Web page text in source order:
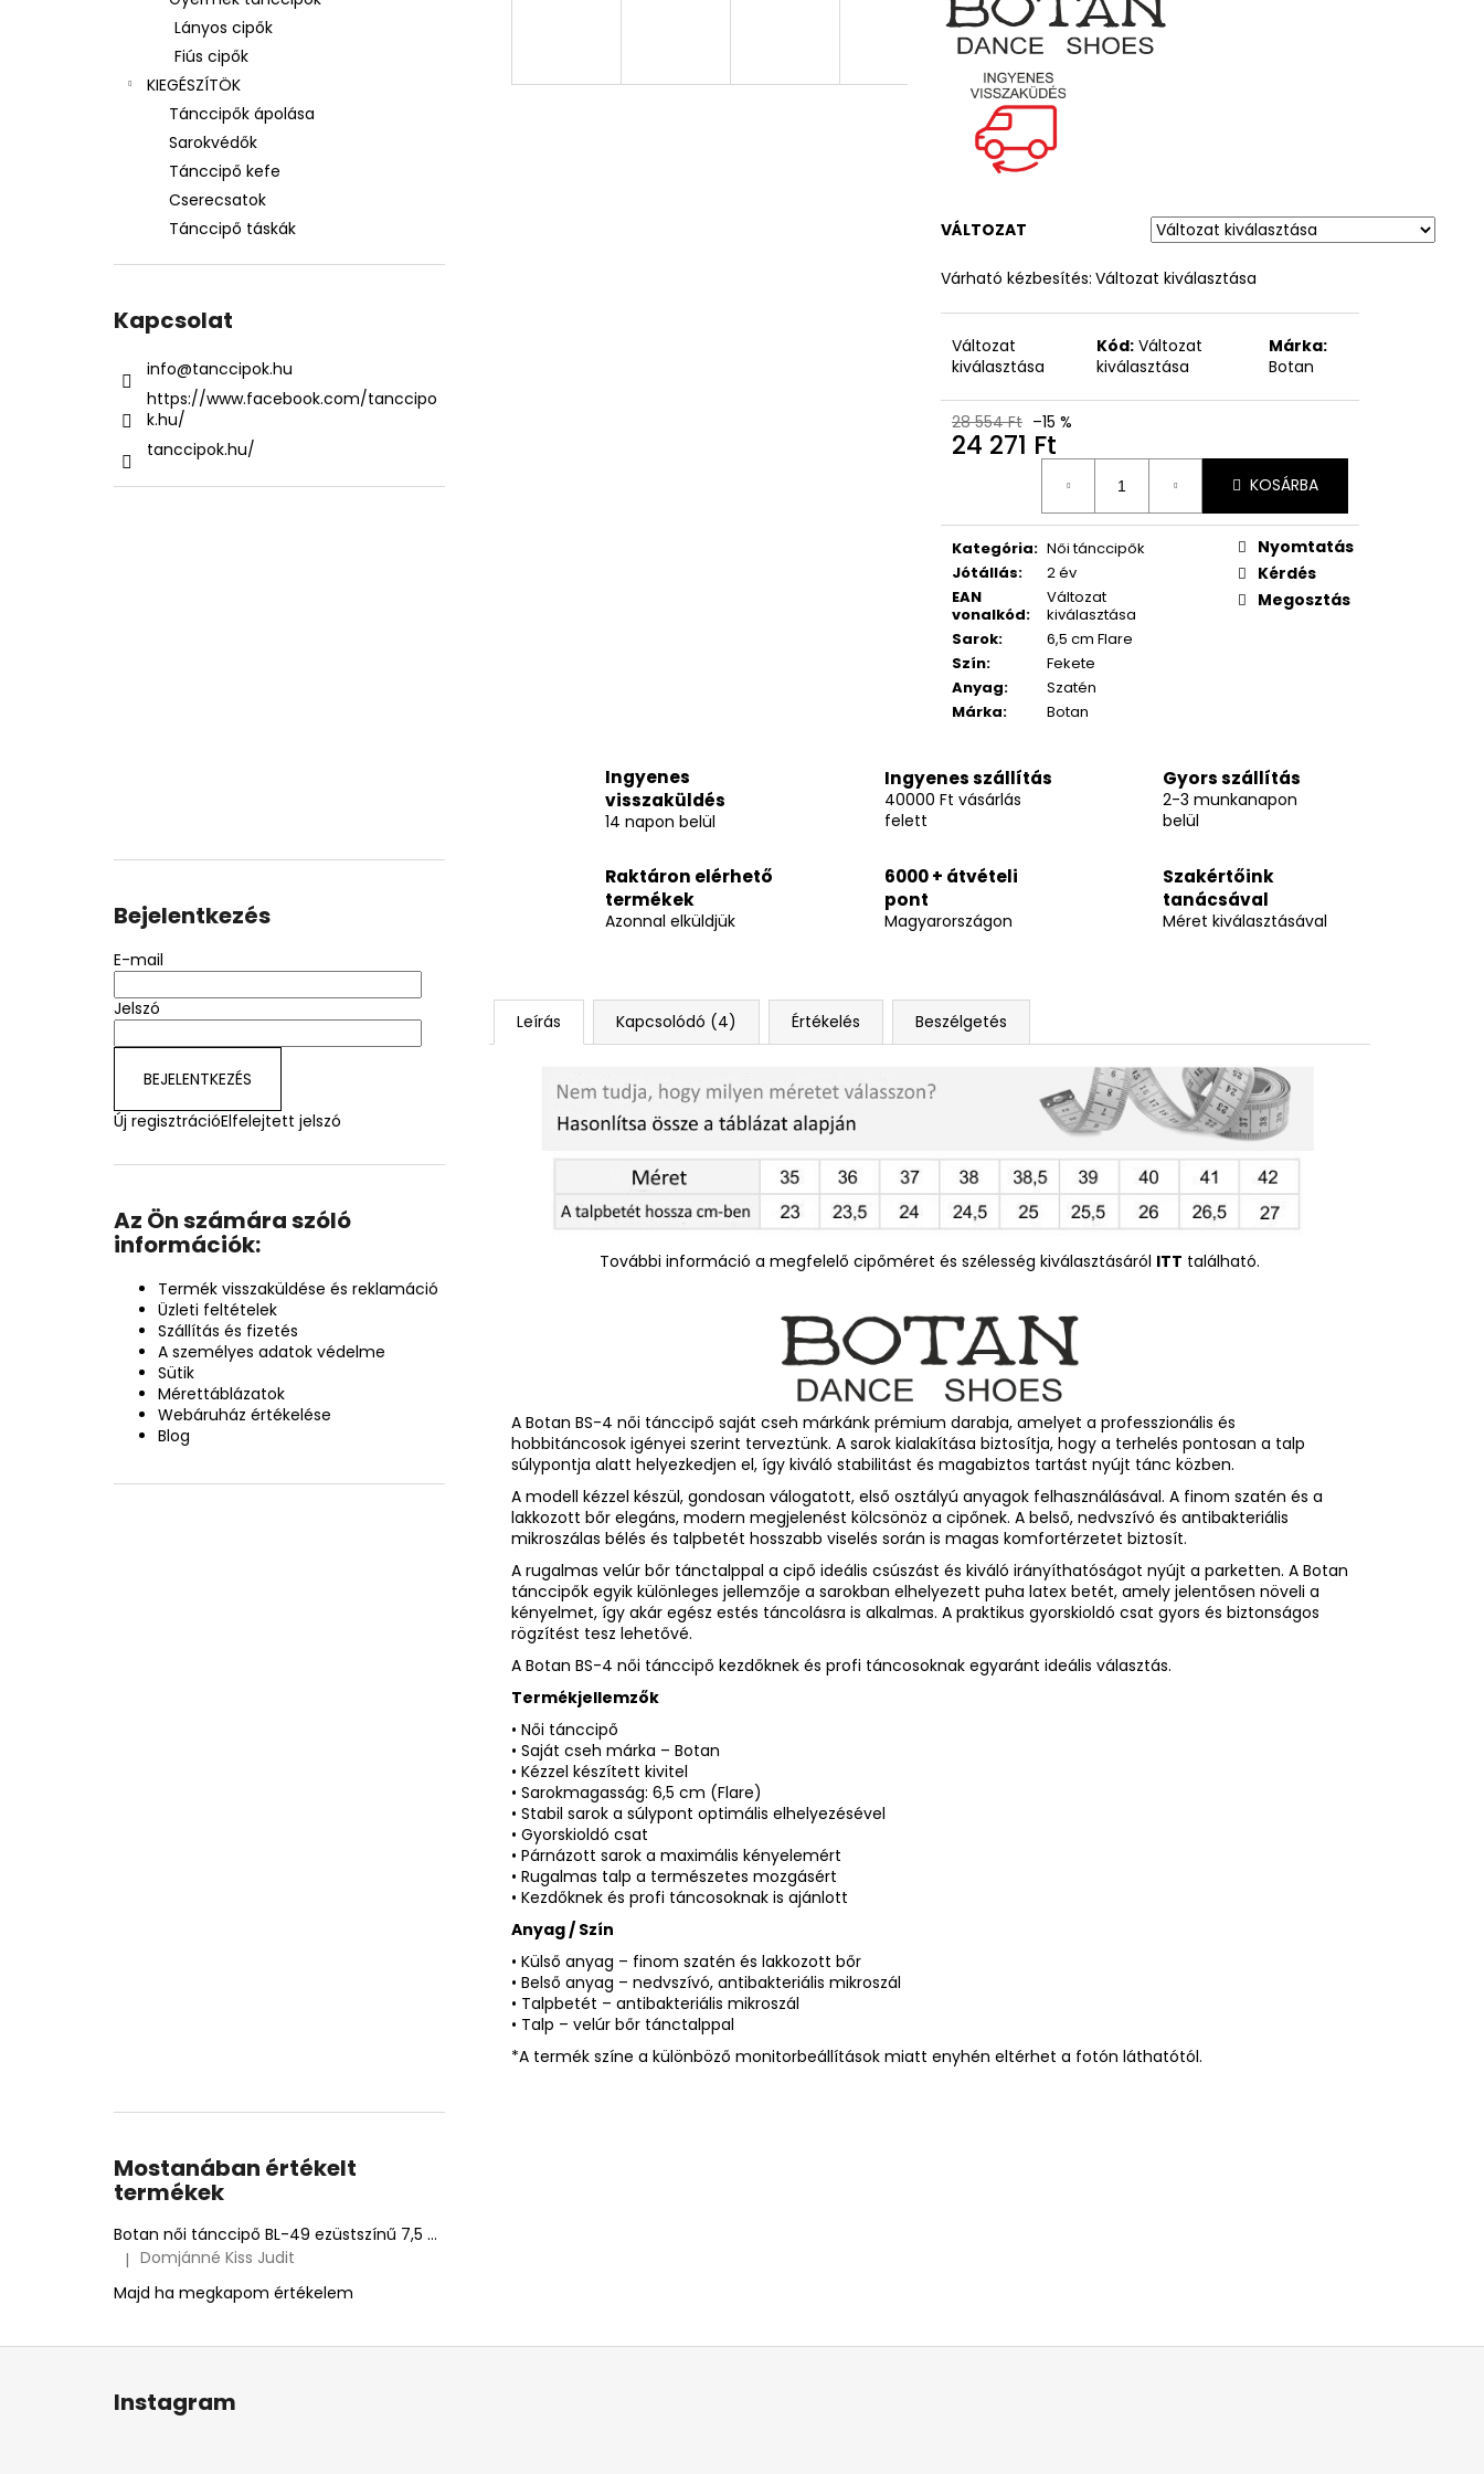
Lányos cipők
Fiús cipők
KIEGÉSZÍTÖK
Tánccipők ápolása
Sarokvédők
Tánccipő kefe
Cserecsatok
Tánccipő táskák
Kapcsolat
info@tanccipok.hu
https://www.facebook.com/tanccipo
k.hu/
tanccipok.hu/
Bejelentkezés
E-mail
Jelszó
BEJELENTKEZÉS
Új regisztrációElfelejtett jelszó
Az Ön számára szóló
információk:
Termék visszaküldése és reklamáció
Üzleti feltételek
Szállítás és fizetés
A személyes adatok védelme
Sütik
Mérettáblázatok
Webáruház értékelése
Blog
Mostanában értékelt
termékek
Botan női tánccipő BL-49 ezüstszínű 7,5 cm Flare
A termék értékelése 5-ből 5 csillag.
| Domjánné Kiss Judit
Majd ha megkapom értékelem
VÁLTOZAT
Várható kézbesítés: Változat kiválasztása
Változat
kiválasztása
Kód: Változat
kiválasztása
Márka:
Botan
28 554 Ft –15 %
24 271 Ft
KOSÁRBA
Kategória: Női tánccipők
Jótállás:
2 év
EAN
vonalkód:
Változat
kiválasztása
Sarok:
6,5 cm Flare
Szín:
Fekete
Anyag:
Szatén
Márka: Botan
Nyomtatás
Kérdés
Megosztás
Ingyenes
visszaküldés
14 napon belül
Ingyenes szállítás
40000 Ft vásárlás
felett
Gyors szállítás
2-3 munkanapon
belül
Raktáron elérhető
termékek
Azonnal elküldjük
6000 + átvételi
pont
Magyarországon
Szakértőink
tanácsával
Méret kiválasztásával
Leírás Kapcsolódó (4) Értékelés Beszélgetés
További információ a megfelelő cipőméret és szélesség kiválasztásáról ITT található.
A Botan BS-4 női tánccipő saját cseh márkánk prémium darabja, amelyet a professzionális és
hobbitáncosok igényei szerint terveztünk. A sarok kialakítása biztosítja, hogy a terhelés pontosan a talp
súlypontja alatt helyezkedjen el, így kiváló stabilitást és magabiztos tartást nyújt tánc közben.
A modell kézzel készül, gondosan válogatott, első osztályú anyagok felhasználásával. A finom szatén és a
lakkozott bőr elegáns, modern megjelenést kölcsönöz a cipőnek. A belső, nedvszívó és antibakteriális
mikroszálas bélés és talpbetét hosszabb viselés során is magas komfortérzetet biztosít.
A rugalmas velúr bőr tánctalppal a cipő ideális csúszást és kiváló irányíthatóságot nyújt a parketten. A Botan
tánccipők egyik különleges jellemzője a sarokban elhelyezett puha latex betét, amely jelentősen növeli a
kényelmet, így akár egész estés táncolásra is alkalmas. A praktikus gyorskioldó csat gyors és biztonságos
rögzítést tesz lehetővé.
A Botan BS-4 női tánccipő kezdőknek és profi táncosoknak egyaránt ideális választás.
Termékjellemzők
• Női tánccipő
• Saját cseh márka – Botan
• Kézzel készített kivitel
• Sarokmagasság: 6,5 cm (Flare)
• Stabil sarok a súlypont optimális elhelyezésével
• Gyorskioldó csat
• Párnázott sarok a maximális kényelemért
• Rugalmas talp a természetes mozgásért
• Kezdőknek és profi táncosoknak is ajánlott
Anyag / Szín
• Külső anyag – finom szatén és lakkozott bőr
• Belső anyag – nedvszívó, antibakteriális mikroszál
• Talpbetét – antibakteriális mikroszál
• Talp – velúr bőr tánctalppal
*A termék színe a különböző monitorbeállítások miatt enyhén eltérhet a fotón láthatótól.
L
Instagram